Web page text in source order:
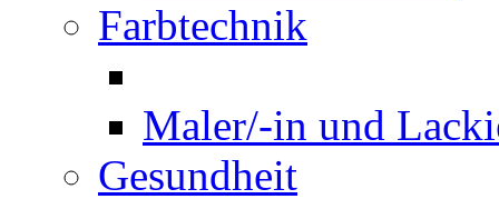
Farbtechnik
Maler/-in und
Gesundheit